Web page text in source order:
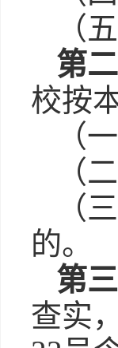
（
第
校按
（
（
（
的。
第
查实